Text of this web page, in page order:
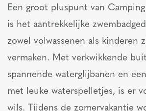
Een groot pluspunt van
is het aantrekkelijke
zowel volwassenen als kinderen
vermaken. Met verkwikkende
spannende waterglijbanen en
met leuke waterspelletjes, is er
wils. Tijdens de zomervakantie